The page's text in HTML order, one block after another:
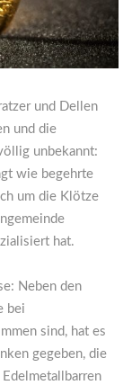
und Dellen
und die
unbekannt:
wie begehrte
um die Klötze
hat.
Neben den
bei
sind, hat es
gegeben, die